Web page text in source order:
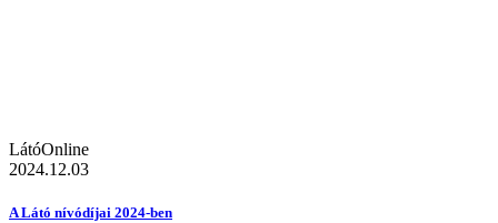
LátóOnline
2024.12.03
A Látó nívódíjai 2024-ben